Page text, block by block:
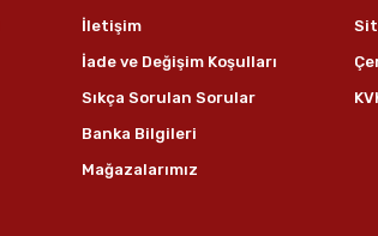
İletişim
İade ve Değişim Koşulları
Sıkça Sorulan Sorular
Banka Bilgileri
Mağazalarımız